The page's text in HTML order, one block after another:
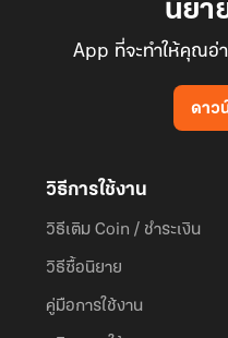
นิยา
App ที่จะทำให้คุณอ่
ดาว
วิธีการใช้งาน
วิธีเติม Coin / ชำระเงิน
วิธีซื้อนิยาย
คู่มือการใช้งาน